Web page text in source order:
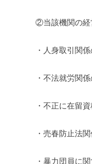
②当該機関の経
・人身取引関
・不法就労関
・不正に在留
・売春防止法
・暴力団員に